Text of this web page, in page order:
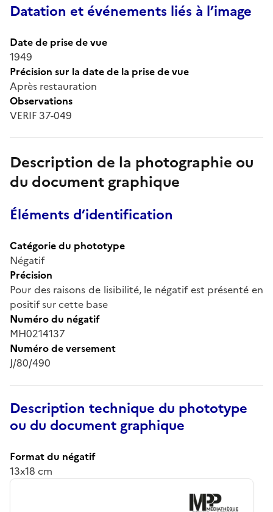
Datation et événements liés à l’image
Date de prise de vue
1949
Précision sur la date de la prise de vue
Après restauration
Observations
VERIF 37-049
Description de la photographie ou
du document graphique
Éléments d’identification
Catégorie du phototype
Négatif
Précision
Pour des raisons de lisibilité, le négatif est présenté en
positif sur cette base
Numéro du négatif
MH0214137
Numéro de versement
J/80/490
Description technique du phototype
ou du document graphique
Format du négatif
13x18 cm